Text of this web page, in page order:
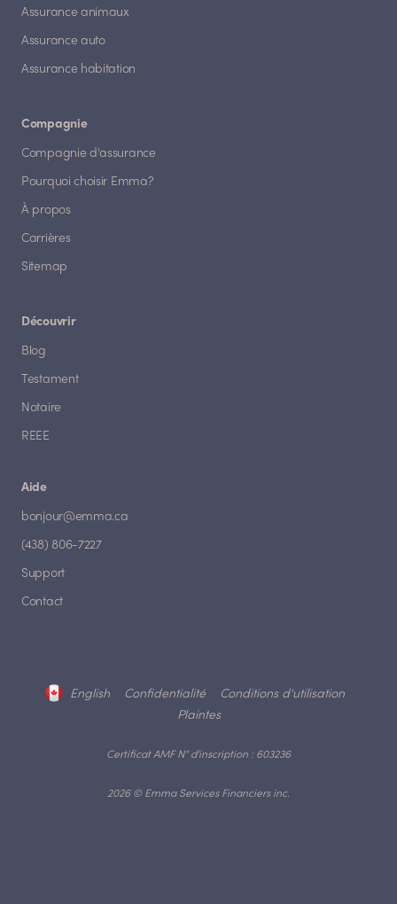
Assurance animaux
Assurance auto
Assurance habitation
Compagnie
Compagnie d'assurance
Pourquoi choisir Emma?
À propos
Carrières
Sitemap
Découvrir
Blog
Testament
Notaire
REEE
Aide
bonjour@emma.ca
(438) 806-7227
Support
Contact
2026 © Emma Services Financiers inc.
Certificat AMF N° d'inscription : 603236
English Confidentialité
Conditions d'utilisation
Plaintes